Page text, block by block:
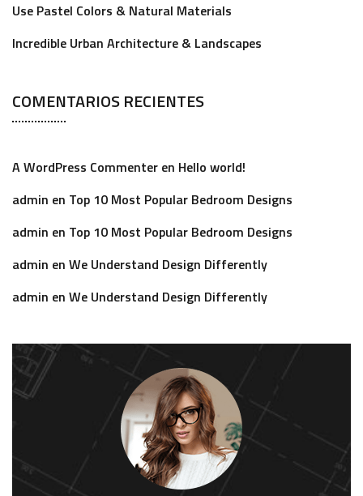
Use Pastel Colors & Natural Materials
Incredible Urban Architecture & Landscapes
COMENTARIOS RECIENTES
A WordPress Commenter en Hello world!
admin en Top 10 Most Popular Bedroom Designs
admin en Top 10 Most Popular Bedroom Designs
admin en We Understand Design Differently
admin en We Understand Design Differently